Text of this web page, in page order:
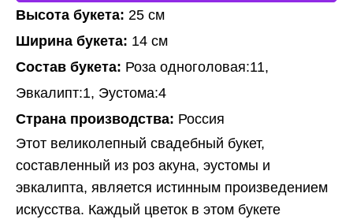
Высота букета: 25 см
Ширина букета: 14 см
Состав букета: Роза одноголовая:11,
Эвкалипт:1, Эустома:4
Страна производства: Россия
Этот великолепный свадебный букет,
составленный из роз акуна, эустомы и
эвкалипта, является истинным произведением
искусства. Каждый цветок в этом букете